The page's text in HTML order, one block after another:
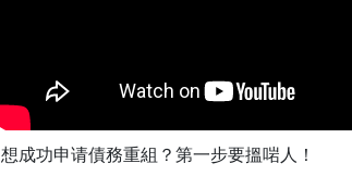
想成功申请債務重組？第一步要搵啱人！